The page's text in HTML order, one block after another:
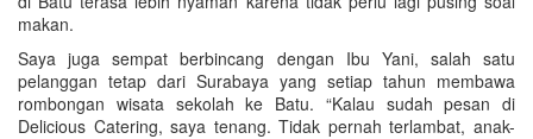
makan.
Saya juga sempat berbincang dengan Ibu Yani, salah satu
pelanggan tetap dari Surabaya yang setiap tahun membawa
rombongan wisata sekolah ke Batu. “Kalau sudah pesan di
Delicious Catering, saya tenang. Tidak pernah terlambat, anak-